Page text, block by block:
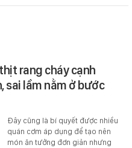
rang cháy cạnh
sai lầm nằm ở bước
Đây cũng là bí quyết được nhiều
quán cơm áp dụng để tạo nên
món ăn tưởng đơn giản nhưng